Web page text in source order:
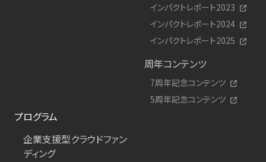
インパクトレポート2023
インパクトレポート2024
インパクトレポート2025
周年コンテンツ
7周年記念コンテンツ
5周年記念コンテンツ
プログラム
企業支援型クラウドファン
ディング